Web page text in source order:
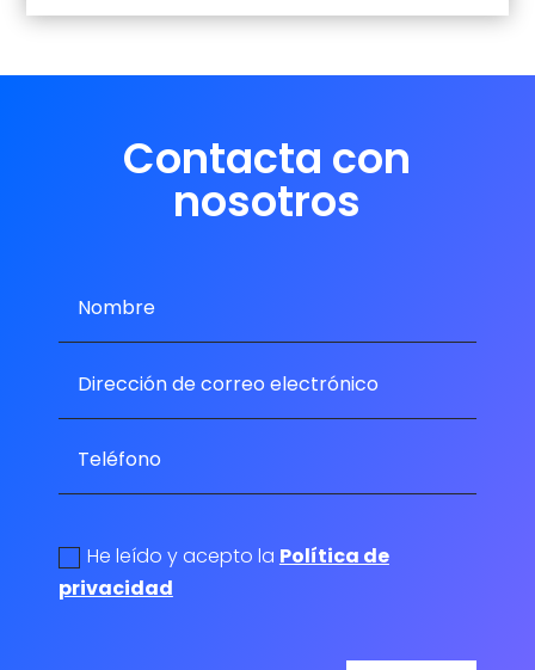
Contacta con
nosotros
He leído y acepto la Política de
privacidad